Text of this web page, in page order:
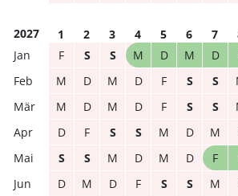
2027 1 2 3 4 5 6 7
F
S S M D M D
M
D M D F S S
M
D M D F S S
D
F S S M D M
S
S M D M D F
D
M D F S S M